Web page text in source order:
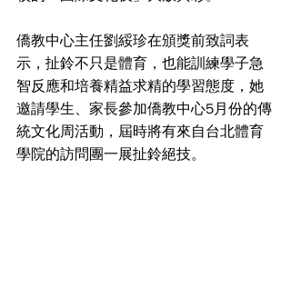
僑教中心主任劉綏珍在頒獎前致詞表
示，扯鈴不只是體育，也能訓練學子急
智反應和培養精益求精的學習態度，她
邀請學生、家長參加僑教中心5月份的傳
統文化周活動，屆時將有來自台北體育
學院的訪問團一展扯鈴絕技。